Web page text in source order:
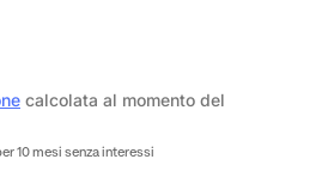
calcolata al momento del
10 mesi senza interessi